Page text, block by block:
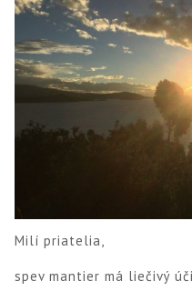
Milí priatelia,
spev mantier má liečivý